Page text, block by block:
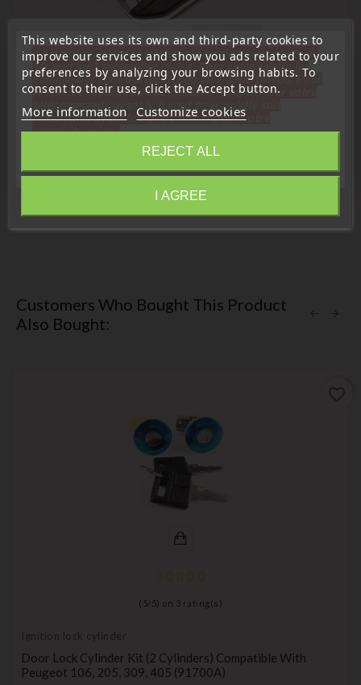
Remote Controls Transmitters
Remote Key Transmitter Compatible With Peugeot Citroen
Expert Jumpy C3 Cactus AES
€28.99Price
Customers Who Bought This Product
Also Bought:
( 5/ 5) on 3 rating(s)
Ignition lock cylinder
Door Lock Cylinder Kit (2 Cylinders) Compatible With
Peugeot 106, 205, 309, 405 (91700A)
This website uses its own and third-party cookies to
improve our services and show you ads related to your
preferences by analyzing your browsing habits. To
consent to their use, click the Accept button.
More information Customize cookies
REJECT ALL
I AGREE
« Attention, notre société sera fermée pour congés du
10 aout au 1 septembre inclus. Pour cette raison les
commandes sont traitées jusqu'au 7 aout 14H00. Pour
le service réparation nous devons réceptionner votre
télécommande avant le 6 aout pour qu'elle soit
réexpédiée avant le 7 aout. Merci pour votre
compréhension»
Close
Information